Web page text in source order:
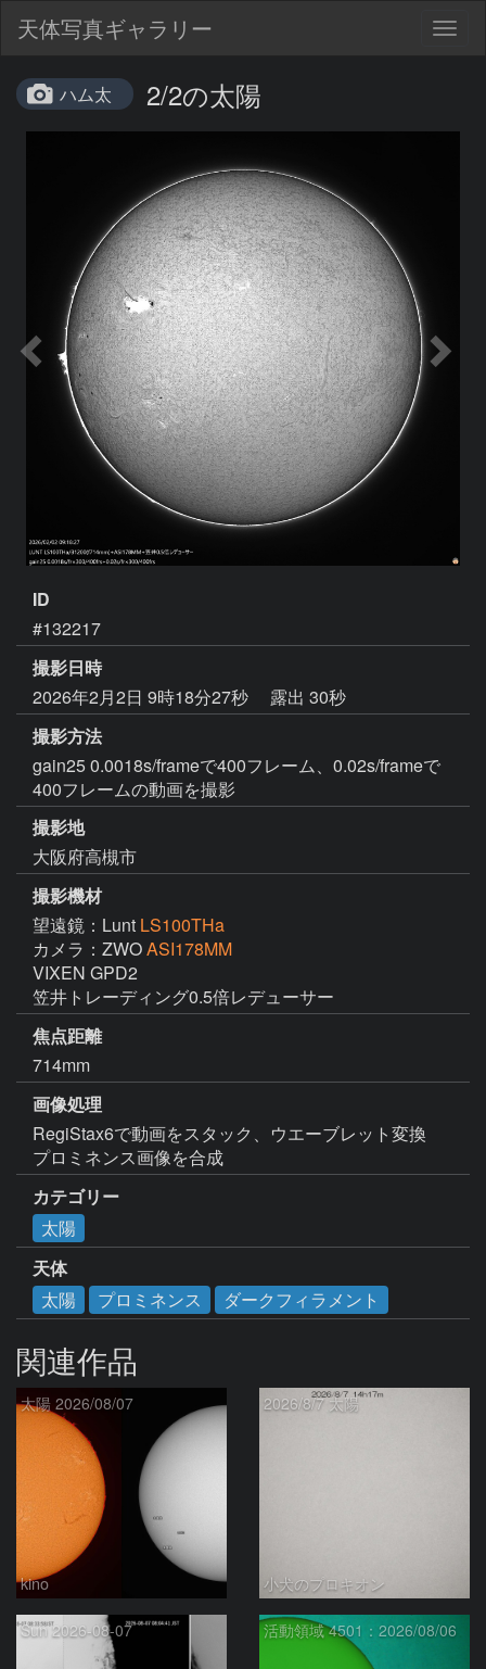
天体写真ギャラリー
ハム太 2/2の太陽
ID
#132217
撮影日時
2026年2月2日 9時18分27秒
露出 30秒
撮影方法
gain25 0.0018s/frameで400フレーム、0.02s/frameで
400フレームの動画を撮影
撮影地
大阪府高槻市
撮影機材
望遠鏡：Lunt LS100THa
カメラ：ZWOASI178MM
VIXEN GPD2
笠井トレーディング0.5倍レデューサー
焦点距離
714mm
画像処理
RegiStax6で動画をスタック、ウエーブレット変換
プロミネンス画像を合成
カテゴリー
太陽
天体
太陽
プロミネンス ダークフィラメント
関連作品
太陽 2026/08/07
kino
2026/8/7 太陽
小犬のプロキオン
Sun 2026-08-07 活動領域 4501：2026/08/06